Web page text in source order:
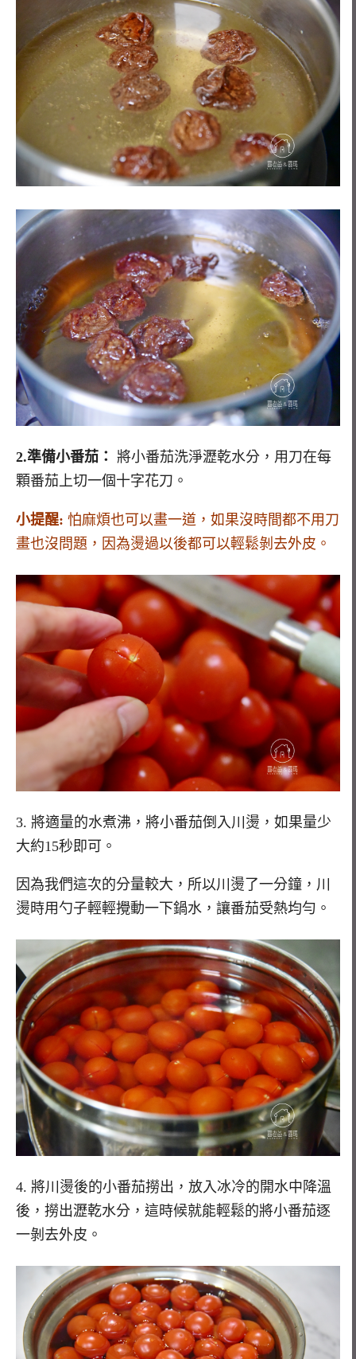
2.準備小番茄： 將小番茄洗淨瀝乾水分，用刀在每
顆番茄上切一個十字花刀。
小提醒: 怕麻煩也可以畫一道，如果沒時間都不用刀
畫也沒問題，因為燙過以後都可以輕鬆剝去外皮。
3. 將適量的水煮沸，將小番茄倒入川燙，如果量少
大約15秒即可。
因為我們這次的分量較大，所以川燙了一分鐘，川
燙時用勺子輕輕攪動一下鍋水，讓番茄受熱均勻。
4. 將川燙後的小番茄撈出，放入冰冷的開水中降溫
後，撈出瀝乾水分，這時候就能輕鬆的將小番茄逐
一剝去外皮。